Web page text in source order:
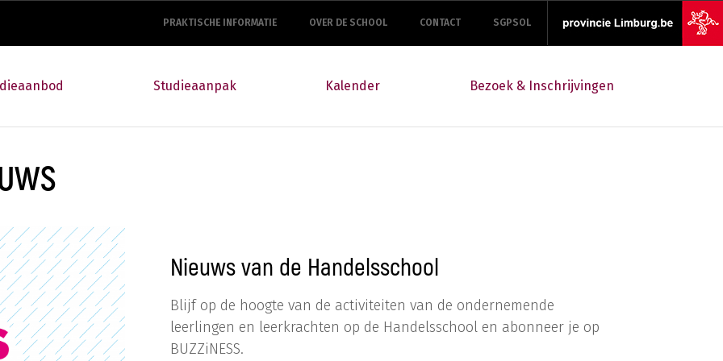
navigation
PRAKTISCHE INFORMATIE OVER DE SCHOOL CONTACT SGPSOL
Studieaanpak Kalender Bezoek & Inschrijvingen
Nieuws van de Handelsschool
Blijf op de hoogte van de activiteiten van de ondernemende
leerlingen en leerkrachten op de Handelsschool en abonneer je op
BUZZiNESS.